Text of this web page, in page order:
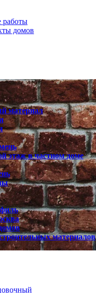
работы
домов
материал
этаж в частном доме
материалов